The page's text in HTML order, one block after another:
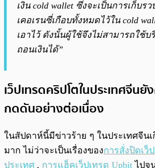
เงิน cold wallet ซึ่งจะเป็นการเก็บร
เคอเรนซี่เกือบทั้งหมดไว้ใน cold
เอาไว้ ดังนั้นผู้ใช้จึงไม่สามารถใช้บ
ถอนเงินได้”
เว็ปเทรดคริปโตในประเทศจีน
กดดันอย่างต่อเนื่อง
ในสัปดาห์นี้มีข่าวร้าย ๆ ในประเทศจีน
มาก ไม่ว่าจะเป็นเรื่องของการสั่งปิดเว็
ประเทศ , การแฮ็คเว็ปเทรด Upbit ไปจ